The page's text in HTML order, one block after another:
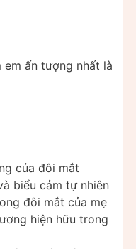
ấn tượng nhất là
của đôi mắt
biểu cảm tự nhiên
đôi mắt của mẹ
hiện hữu trong